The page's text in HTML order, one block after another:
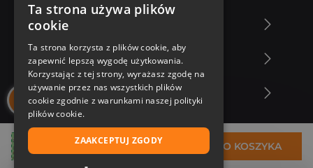
53,57 zł DO KOSZYKA
Zakupy u nas
Nasza oferta
Nasi autorzy
Ta strona używa plików
cookie
Ta strona korzysta z plików cookie, aby
zapewnić lepszą wygodę użytkowania.
Korzystając z tej strony, wyrażasz zgodę na
używanie przez nas wszystkich plików
cookie zgodnie z warunkami naszej polityki
plików cookie.
ZAAKCEPTUJ ZGODY